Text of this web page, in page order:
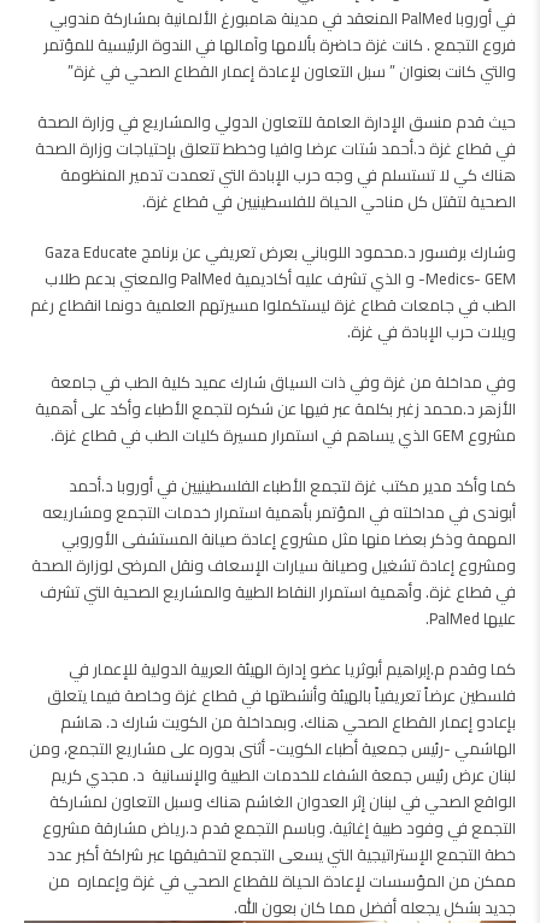
في أوروبا PalMed المنعقد في مدينة هامبورغ الألمانية بمشاركة مندوبي
فروع التجمع . كانت غزة حاضرة بألامها وآمالها في الندوة الرئيسية للمؤتمر
والتي كانت بعنوان ” سبل التعاون لإعادة إعمار القطاع الصحي في غزة”
حيث قدم منسق الإدارة العامة للتعاون الدولي والمشاريع في وزارة الصحة
في قطاع غزة د.أحمد شتات عرضا وافيا وخطط تتعلق بإحتياجات وزارة الصحة
هناك كي لا تستسلم في وجه حرب الإبادة التي تعمدت تدمير المنظومة
الصحية لتقتل كل مناحي الحياة للفلسطينيين في قطاع غزة.
وشارك برفسور د.محمود اللوباني بعرض تعريفي عن برنامج Gaza Educate
Medics- GEM- و الذي تشرف عليه أكاديمية PalMed والمعني بدعم طلاب
الطب في جامعات قطاع غزة ليستكملوا مسيرتهم العلمية دونما انقطاع رغم
ويلات حرب الإبادة في غزة.
وفي مداخلة من غزة وفي ذات السياق شارك عميد كلية الطب في جامعة
الأزهر د.محمد زغبر بكلمة عبر فيها عن شكره لتجمع الأطباء وأكد على أهمية
مشروع GEM الذي يساهم في استمرار مسيرة كليات الطب في قطاع غزة.
كما وأكد مدير مكتب غزة لتجمع الأطباء الفلسطينيين في أوروبا د.أحمد
أبوندى في مداخلته في المؤتمر بأهمية استمرار خدمات التجمع ومشاريعه
المهمة وذكر بعضا منها مثل مشروع إعادة صيانة المستشفى الأوروبي
ومشروع إعادة تشغيل وصيانة سيارات الإسعاف ونقل المرضى لوزارة الصحة
في قطاع غزة. وأهمية استمرار النقاط الطبية والمشاريع الصحية التي تشرف
عليها PalMed.
كما وقدم م.إبراهيم أبوثريا عضو إدارة الهيئة العربية الدولية للإعمار في
فلسطين عرضاً تعريفياً بالهيئة وأنشطتها في قطاع غزة وخاصة فيما يتعلق
بإعادو إعمار القطاع الصحي هناك. وبمداخلة من الكويت شارك د. هاشم
الهاشمي -رئيس جمعية أطباء الكويت- أثنى بدوره على مشاريع التجمع، ومن
لبنان عرض رئيس جمعة الشفاء للخدمات الطبية والإنسانية د. مجدي كريم
الواقع الصحي في لبنان إثر العدوان الغاشم هناك وسبل التعاون لمشاركة
التجمع في وفود طبية إغاثية. وباسم التجمع قدم د.رياض مشارقة مشروع
خطة التجمع الإستراتيجية التي يسعى التجمع لتحقيقها عبر شراكة أكبر عدد
ممكن من المؤسسات لإعادة الحياة للقطاع الصحي في غزة وإعماره من
جديد بشكل يجعله أفضل مما كان بعون الله.